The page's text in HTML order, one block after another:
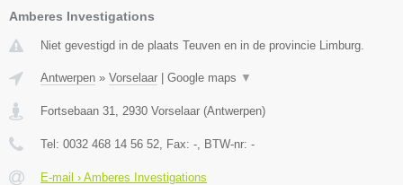
Amberes Investigations
Niet gevestigd in de plaats Teuven en in de provincie Limburg.
Antwerpen » Vorselaar Google maps ▼
Fortsebaan 31 2930 Vorselaar (Antwerpen)
Tel: 0032 468 14 56 52 , Fax: - , BTW-nr: -
E-mail › Amberes Investigations